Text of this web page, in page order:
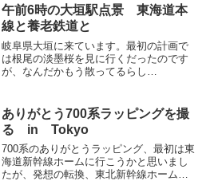
と思っていたので、ずいぶん気を遣って
操作していましたっけ。
午前6時の大垣駅点景 東海道本
線と養老鉄道と
岐阜県大垣に来ています。最初の計画で
は根尾の淡墨桜を見に行くだったのです
が、なんだかもう散ってるらし
ことはあっても駅の外に出たり駅の中を
観察したりしたことがある人って結構少
ないんじゃないでしょうか？
ありがとう700系ラッピングを撮
る in Tokyo
700系のありがとうラッピング、最初は東
海道新幹線ホームに行こうかと思いまし
たが、発想の転換、東北新幹線ホームか